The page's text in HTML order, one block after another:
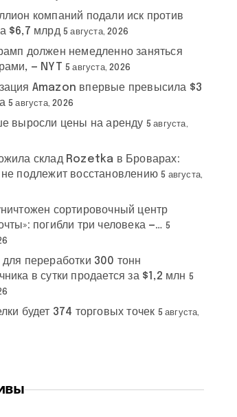
компаний подали иск против
$6,7 млрд 5 августа, 2026
должен немедленно заняться
— NYT 5 августа, 2026
Amazon впервые превысила $3
5 августа, 2026
выросли цены на аренду 5 августа,
склад Rozetka в Броварах:
не подлежит восстановлению 5 августа,
сортировочный центр
погибли три человека —… 5
для переработки 300 тонн
в сутки продается за $1,2 млн 5
будет 374 торговых точек 5 августа,